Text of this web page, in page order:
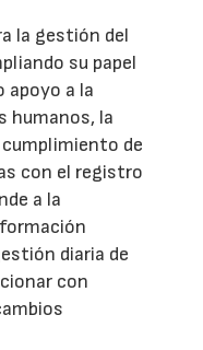
la gestión del
su papel
apoyo a la
humanos, la
de
con el registro
a la
diaria de
con